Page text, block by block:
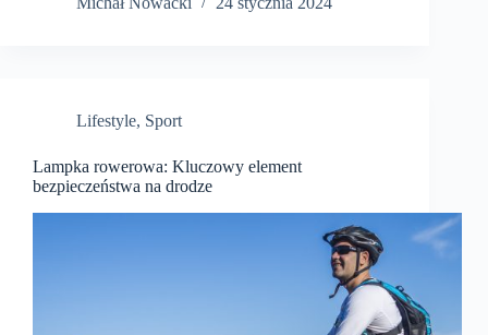
Lifestyle, Sport
Lampka rowerowa: Kluczowy element
bezpieczeństwa na drodze